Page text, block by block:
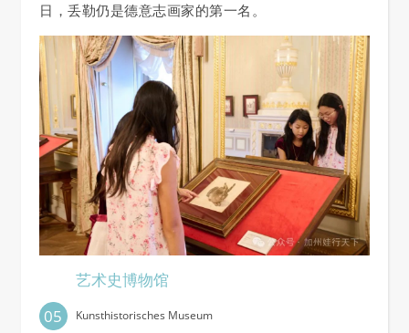
日，丢勒仍是德意志画家的第一名。
05
艺术史博物馆
Kunsthistorisches Museum